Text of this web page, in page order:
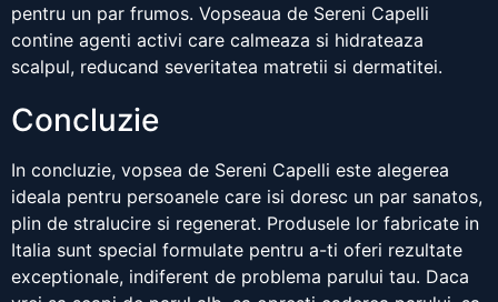
pentru un par frumos. Vopseaua de Sereni Capelli
contine agenti activi care calmeaza si hidrateaza
scalpul, reducand severitatea matretii si dermatitei.
Concluzie
In concluzie, vopsea de Sereni Capelli este alegerea
ideala pentru persoanele care isi doresc un par sanatos,
plin de stralucire si regenerat. Produsele lor fabricate in
Italia sunt special formulate pentru a-ti oferi rezultate
exceptionale, indiferent de problema parului tau. Daca